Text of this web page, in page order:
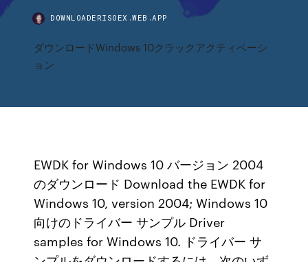
DOWNLOADERISOEX.WEB.APP
ダウンロードWindows 10クラックアクティベーシ
ョン
EWDK for Windows 10 バージョン 2004
のダウンロード Download the EWDK for
Windows 10, version 2004; Windows 10
向けのドライバー サンプル Driver
samples for Windows 10. ドライバー サ